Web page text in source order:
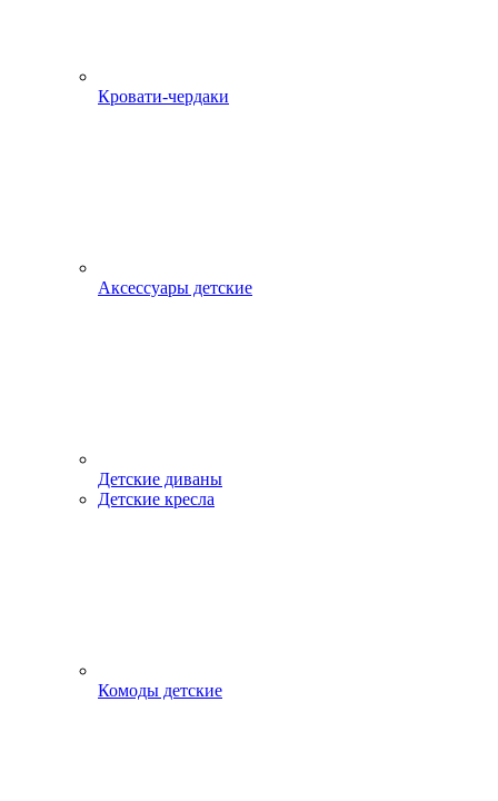
Кровати-чердаки
Аксессуары детские
Детские диваны
Детские кресла
Комоды детские